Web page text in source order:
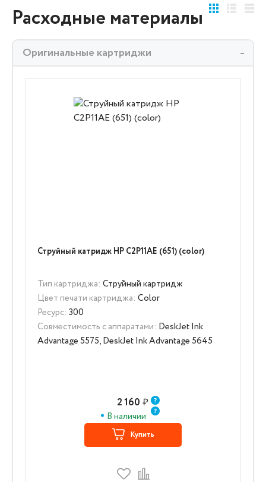
Расходные материалы
Оригинальные картриджи
Струйный катридж HP C2P11AE (651) (color)
Тип картриджа: Струйный картридж
Цвет печати картриджа: Color
Ресурс: 300
Совместимость с аппаратами: DeskJet Ink
Advantage 5575, DeskJet Ink Advantage 5645
2 160 ₽
В наличии
Купить